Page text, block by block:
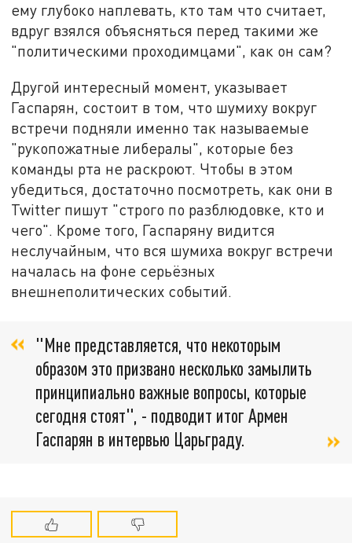
ему глубоко наплевать, кто там что считает,
вдруг взялся объясняться перед такими же
"политическими проходимцами", как он сам?
Другой интересный момент, указывает
Гаспарян, состоит в том, что шумиху вокруг
встречи подняли именно так называемые
"рукопожатные либералы", которые без
команды рта не раскроют. Чтобы в этом
убедиться, достаточно посмотреть, как они в
Twitter пишут "строго по разблюдовке, кто и
чего". Кроме того, Гаспаряну видится
неслучайным, что вся шумиха вокруг встречи
началась на фоне серьёзных
внешнеполитических событий.
"Мне представляется, что некоторым
образом это призвано несколько замылить
принципиально важные вопросы, которые
сегодня стоят", - подводит итог Армен
Гаспарян в интервью Царьграду.